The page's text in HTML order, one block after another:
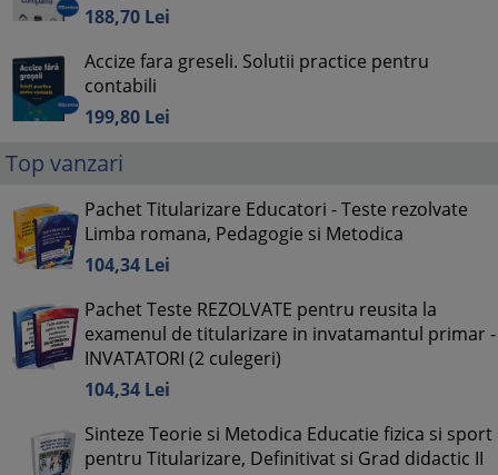
188,70 Lei
Accize fara greseli. Solutii practice pentru
contabili
199,80 Lei
Top vanzari
Pachet Titularizare Educatori - Teste rezolvate
Limba romana, Pedagogie si Metodica
104,34 Lei
Pachet Teste REZOLVATE pentru reusita la
examenul de titularizare in invatamantul primar -
INVATATORI (2 culegeri)
104,34 Lei
Sinteze Teorie si Metodica Educatie fizica si sport
pentru Titularizare, Definitivat si Grad didactic II